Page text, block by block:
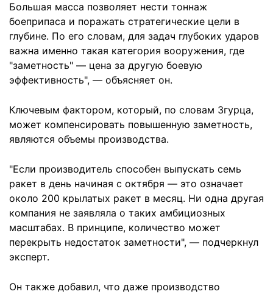
Большая масса позволяет нести тоннаж
боеприпаса и поражать стратегические цели в
глубине. По его словам, для задач глубоких ударов
важна именно такая категория вооружения, где
"заметность" — цена за другую боевую
эффективность", — объясняет он.
Ключевым фактором, который, по словам Згурца,
может компенсировать повышенную заметность,
являются объемы производства.
"Если производитель способен выпускать семь
ракет в день начиная с октября — это означает
около 200 крылатых ракет в месяц. Ни одна другая
компания не заявляла о таких амбициозных
масштабах. В принципе, количество может
перекрыть недостаток заметности", — подчеркнул
эксперт.
Он также добавил, что даже производство